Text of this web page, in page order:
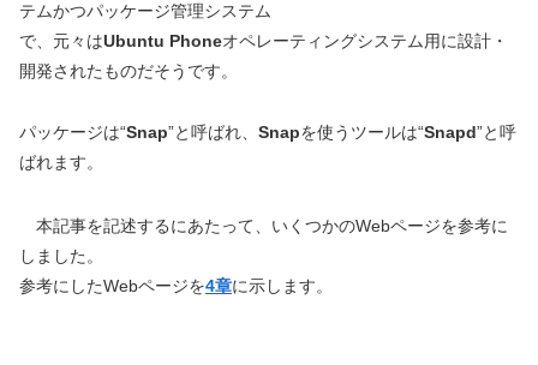
テムかつパッケージ管理システム
で、元々はUbuntu Phoneオペレーティングシステム用に設計・
開発されたものだそうです。
パッケージは“Snap”と呼ばれ、 Snapを使うツールは“Snapd”と呼
ばれます。
本記事を記述するにあたって、いくつかのWebページを参考に
しました。
参考にしたWebページを4章に示します。